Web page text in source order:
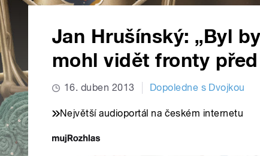
Jan Hrušínský: „Byl
mohl vidět fronty
16. duben 2013 Dopoledne s Dvojkou
Největší audioportál na českém internetu